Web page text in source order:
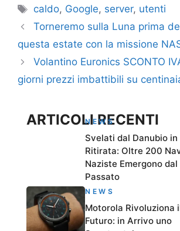
Tag
caldo, Google, server, utenti
Torneremo sulla Luna prima
questa estate con la missione
Volantino Euronics SCONTO
giorni prezzi imbattibili su
ARTICOLI RECENTI
NEWS
Svelati dal Danubio in
Ritirata: Oltre 200
Naziste Emergono dal
Passato
NEWS
Motorola Rivoluziona
Futuro: in Arrivo uno